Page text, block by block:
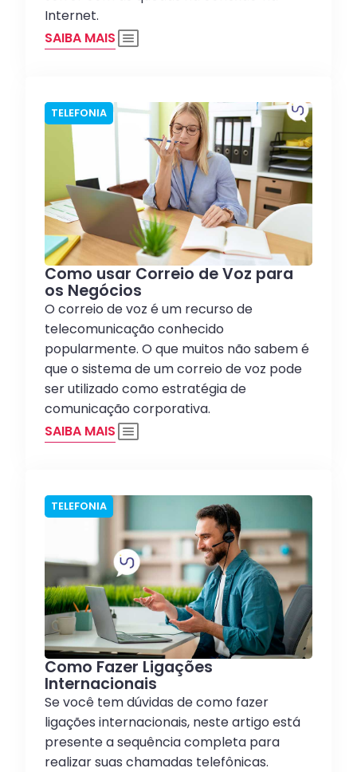
Internet.
SAIBA MAIS
TELEFONIA
Como usar Correio de Voz para
os Negócios
O correio de voz é um recurso de
telecomunicação conhecido
popularmente. O que muitos não sabem é
que o sistema de um correio de voz pode
ser utilizado como estratégia de
comunicação corporativa.
SAIBA MAIS
TELEFONIA
Como Fazer Ligações
Internacionais
Se você tem dúvidas de como fazer
ligações internacionais, neste artigo está
presente a sequência completa para
realizar suas chamadas telefônicas.